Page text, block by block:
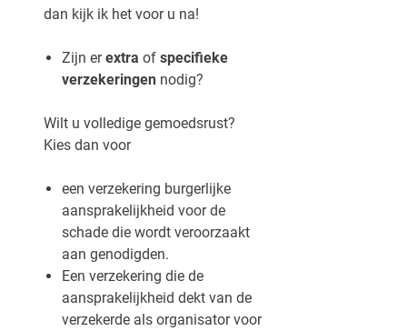
dan kijk ik het voor u na!
Zijn erextra of specifieke
verzekeringennodig?
Wilt u volledige gemoedsrust?
Kies dan voor
een verzekering burgerlijke
aansprakelijkheid voor de
schade die wordt veroorzaakt
aan genodigden.
Een verzekering die de
aansprakelijkheid dekt van de
verzekerde als organisator voor